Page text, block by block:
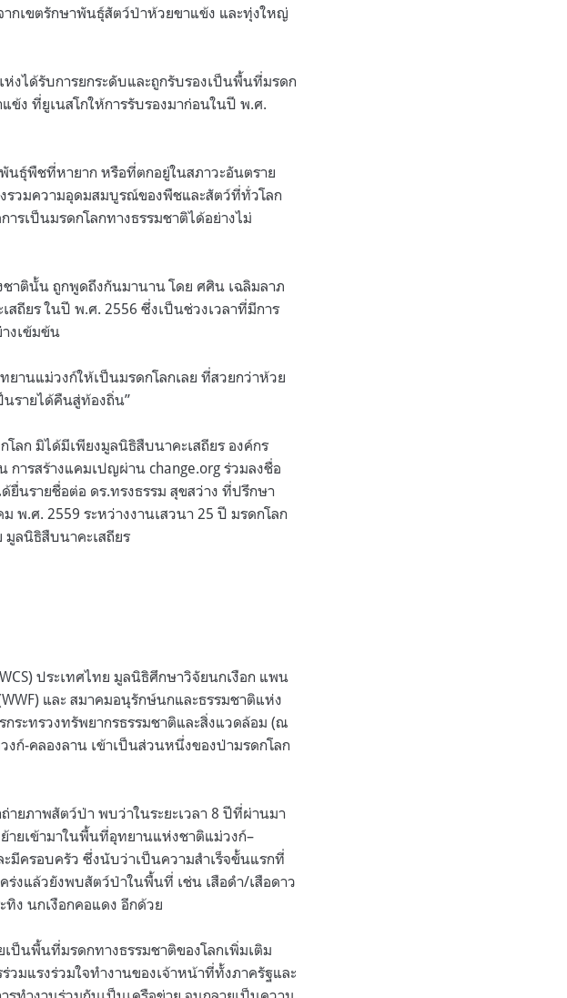
กเขตรักษาพันธุ์สัตว์ป่าห้วยขาแข้ง และทุ่งใหญ่
ได้รับการยกระดับและถูกรับรองเป็นพื้นที่มรดก
ง ที่ยูเนสโกให้การรับรองมาก่อนในปี พ.ศ.
นธุ์พืชที่หายาก หรือที่ตกอยู่ในสภาวะอันตราย
รวมความอุดมสมบูรณ์ของพืชและสัตว์ที่ทั่วโลก
รเป็นมรดกโลกทางธรรมชาติได้อย่างไม่
าตินั้น ถูกพูดถึงกันมานาน โดย ศศิน เฉลิมลาภ
สถียร ในปี พ.ศ. 2556 ซึ่งเป็นช่วงเวลาที่มีการ
งเข้มข้น
านแม่วงก์ให้เป็นมรดกโลกเลย ที่สวยกว่าห้วย
นรายได้คืนสู่ท้องถิ่น”
ลก มิได้มีเพียงมูลนิธิสืบนาคะเสถียร องค์กร
ารสร้างแคมเปญผ่าน change.org ร่วมลงชื่อ
ยื่นรายชื่อต่อ ดร.ทรงธรรม สุขสว่าง ที่ปรึกษา
.ศ. 2559 ระหว่างงานเสวนา 25 ปี มรดกโลก
ลนิธิสืบนาคะเสถียร
ประเทศไทย มูลนิธิศึกษาวิจัยนกเงือก แพน
และ สมาคมอนุรักษ์นกและธรรมชาติแห่ง
ระทรวงทรัพยากรธรรมชาติและสิ่งแวดล้อม (ณ
ก์-คลองลาน เข้าเป็นส่วนหนึ่งของป่ามรดกโลก
ยภาพสัตว์ป่า พบว่าในระยะเวลา 8 ปีที่ผ่านมา
ายเข้ามาในพื้นที่อุทยานแห่งชาติแม่วงก์–
มีครอบครัว ซึ่งนับว่าเป็นความสำเร็จขั้นแรกที่
ร่งแล้วยังพบสัตว์ป่าในพื้นที่ เช่น เสือดำ/เสือดาว
ทิง นกเงือกคอแดง อีกด้วย
ป็นพื้นที่มรดกทางธรรมชาติของโลกเพิ่มเติม
วมแรงร่วมใจทำงานของเจ้าหน้าที่ทั้งภาครัฐและ